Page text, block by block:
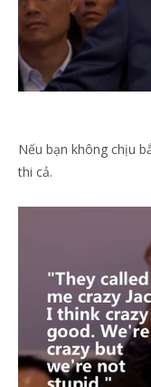
Nếu bạn không chịu
thi cả.